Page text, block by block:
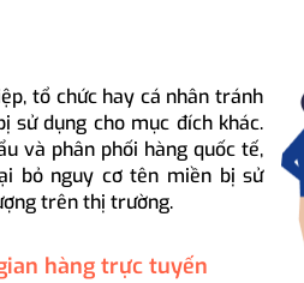
tổ chức hay cá nhân tránh
sử dụng cho mục đích khác.
và phân phối hàng quốc tế,
bỏ nguy cơ tên miền bị sử
trên thị trường.
hàng trực tuyến